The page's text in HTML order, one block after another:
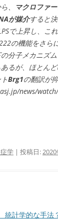
、 マクロファ
が媒介すると
で上昇し、こ
の機能をさら
分子メカニズム
るが、ほとん
Brg1の翻訳が
news/watch/
学 | 投稿日:
計学的な手法